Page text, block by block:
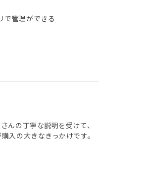
で管理ができる
んの丁寧な説明を受けて、
入の大きなきっかけです。